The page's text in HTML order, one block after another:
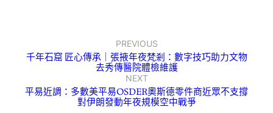
PREVIOUS
千年石窟 匠心傳承｜張掖年夜梵剎：數字技巧助力文物
去秀傳醫院體檢維護
NEXT
平易近調：多數美平易OSDER奧斯德零件商近眾不支撐
對伊朗發動年夜規模空中戰爭